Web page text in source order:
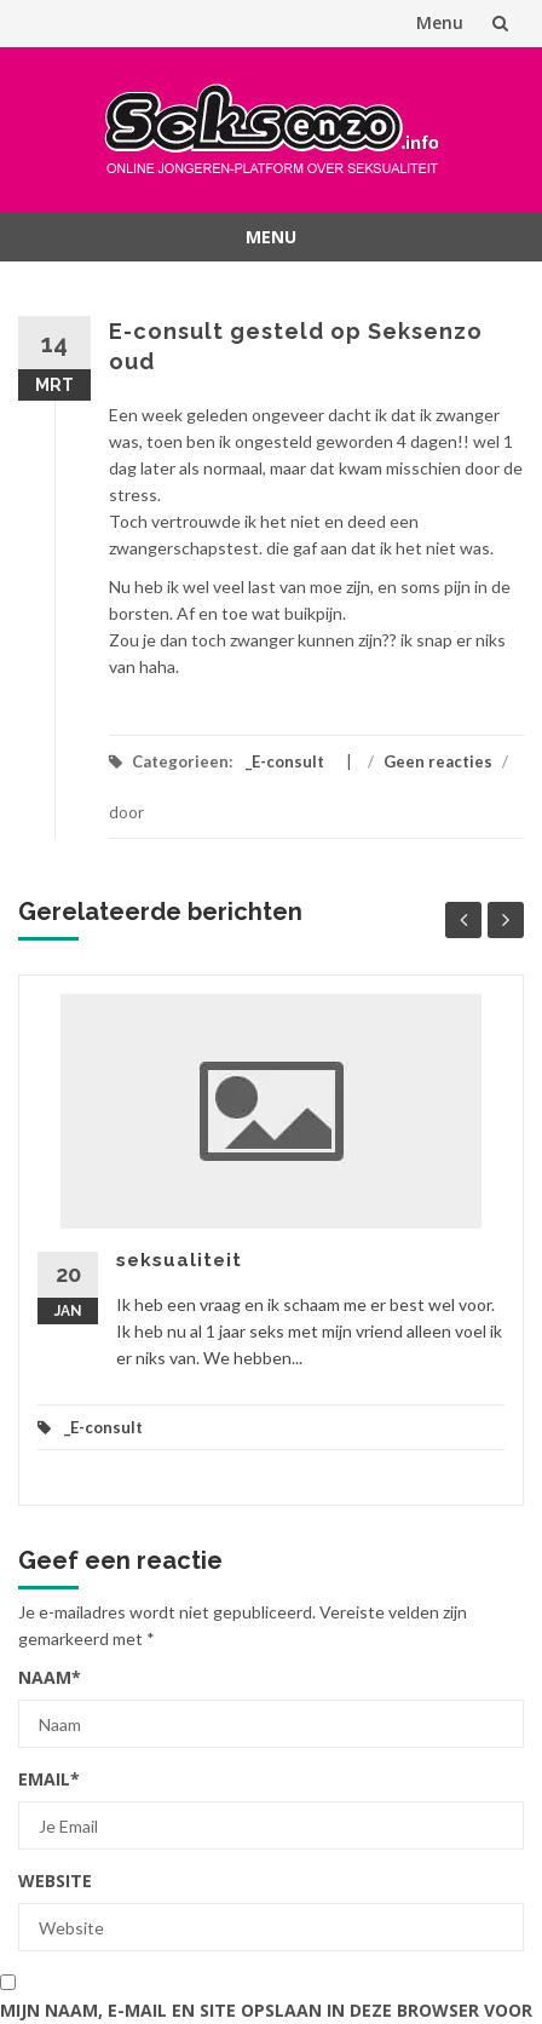
Menu
MENU
14
MRT
E-consult gesteld op Seksenzo
oud
Een week geleden ongeveer dacht ik dat ik zwanger
was, toen ben ik ongesteld geworden 4 dagen!! wel 1
dag later als normaal, maar dat kwam misschien door de
stress.
Toch vertrouwde ik het niet en deed een
zwangerschapstest. die gaf aan dat ik het niet was.
Nu heb ik wel veel last van moe zijn, en soms pijn in de
borsten. Af en toe wat buikpijn.
Zou je dan toch zwanger kunnen zijn?? ik snap er niks
van haha.
Categorieen: _E-consult / Geen reacties /
door
Gerelateerde berichten
20
JAN
seksualiteit
Ik heb een vraag en ik schaam me er best wel voor.
Ik heb nu al 1 jaar seks met mijn vriend alleen voel ik
er niks van. We hebben...
_E-consult
Geef een reactie
Je e-mailadres wordt niet gepubliceerd.Vereiste velden zijn
gemarkeerd met *
NAAM*
EMAIL*
WEBSITE
MIJN NAAM, E-MAIL EN SITE OPSLAAN IN DEZE BROWSER VOOR